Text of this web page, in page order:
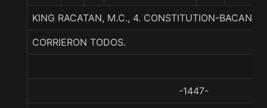
KING RACATAN, M.C., 4. CONSTITUTION-
CORRIERON TODOS.
-1447-